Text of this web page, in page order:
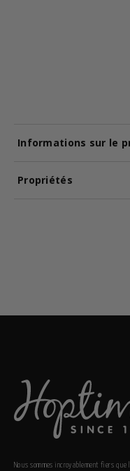
Propriétés
Informations sur le
Nous sommes incroyablement fiers